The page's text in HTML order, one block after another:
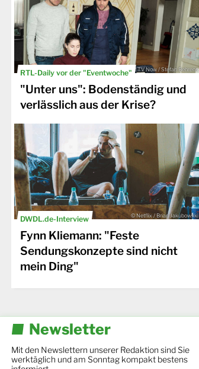
RTL-Daily vor der "Eventwoche" © TV Now / Stefan Behrens
"Unter uns": Bodenständig und
verlässlich aus der Krise?
DWDL.de-Interview © Netflix / Brian Jakubowski
Fynn Kliemann: "Feste
Sendungskonzepte sind nicht
mein Ding"
Newsletter
Mit den Newslettern unserer Redaktion sind Sie
werktäglich und am Sonntag kompakt bestens